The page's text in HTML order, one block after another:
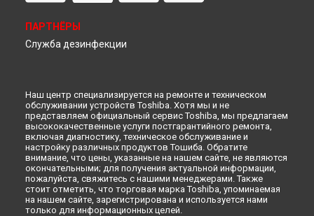
ПАРТНЁРЫ
Служба дезинфекции
Наш центр специализируется на ремонте и техническом
обслуживании устройств Toshiba. Хотя мы и не
представляем официальный сервис Toshiba, мы предлагаем
высококачественные услуги постгарантийного ремонта,
включая диагностику, техническое обслуживание и
настройку различных продуктов Тошиба. Обратите
внимание, что цены, указанные на нашем сайте, не являются
окончательными; для получения актуальной информации,
пожалуйста, свяжитесь с нашими менеджерами. Также
стоит отметить, что торговая марка Toshiba, упоминаемая
на нашем сайте, зарегистрирована и используется нами
только для информационных целей.